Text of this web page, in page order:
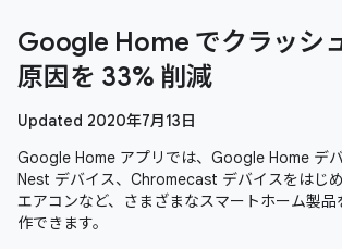
Google Home でクラッシ
原因を 33% 削減
Updated 2020年7月13日
Google Home アプリでは、Google Home デ
Nest デバイス、Chromecast デバイスをはじめ
エアコンなど、さまざまなスマートホーム製
作できます。